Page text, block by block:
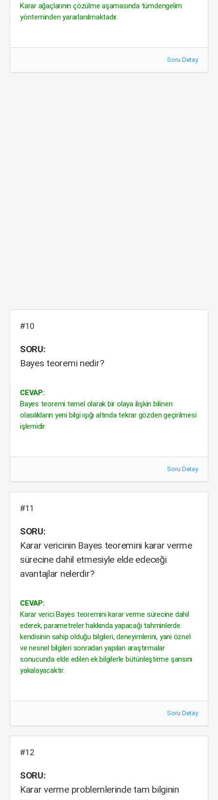
Karar ağaçlarının çözülme aşamasında tümdengelim
yönteminden yararlanılmaktadır.
Soru Detay
#10
SORU:
Bayes teoremi nedir?
CEVAP:
Bayes teoremi temel olarak bir olaya ilişkin bilinen
olasılıkların yeni bilgi ışığı altında tekrar gözden geçirilmesi
işlemidir.
Soru Detay
#11
SORU:
Karar vericinin Bayes teoremini karar verme
sürecine dahil etmesiyle elde edeceği
avantajlar nelerdir?
CEVAP:
Karar verici Bayes teoremini karar verme sürecine dahil
ederek, parametreler hakkında yapacağı tahminlerde
kendisinin sahip olduğu bilgileri, deneyimlerini, yani öznel
ve nesnel bilgileri sonradan yapılan araştırmalar
sonucunda elde edilen ek bilgilerle bütünleştirme şansını
yakalayacaktır.
Soru Detay
#12
SORU:
Karar verme problemlerinde tam bilginin